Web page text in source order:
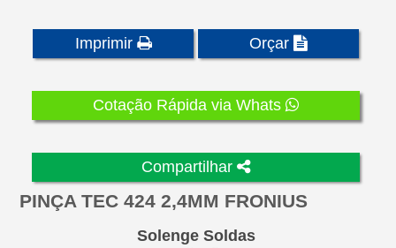
Imprimir Orçar
Cotação Rápida via Whats
Compartilhar
PINÇA TEC 424 2,4MM FRONIUS
Solenge Soldas